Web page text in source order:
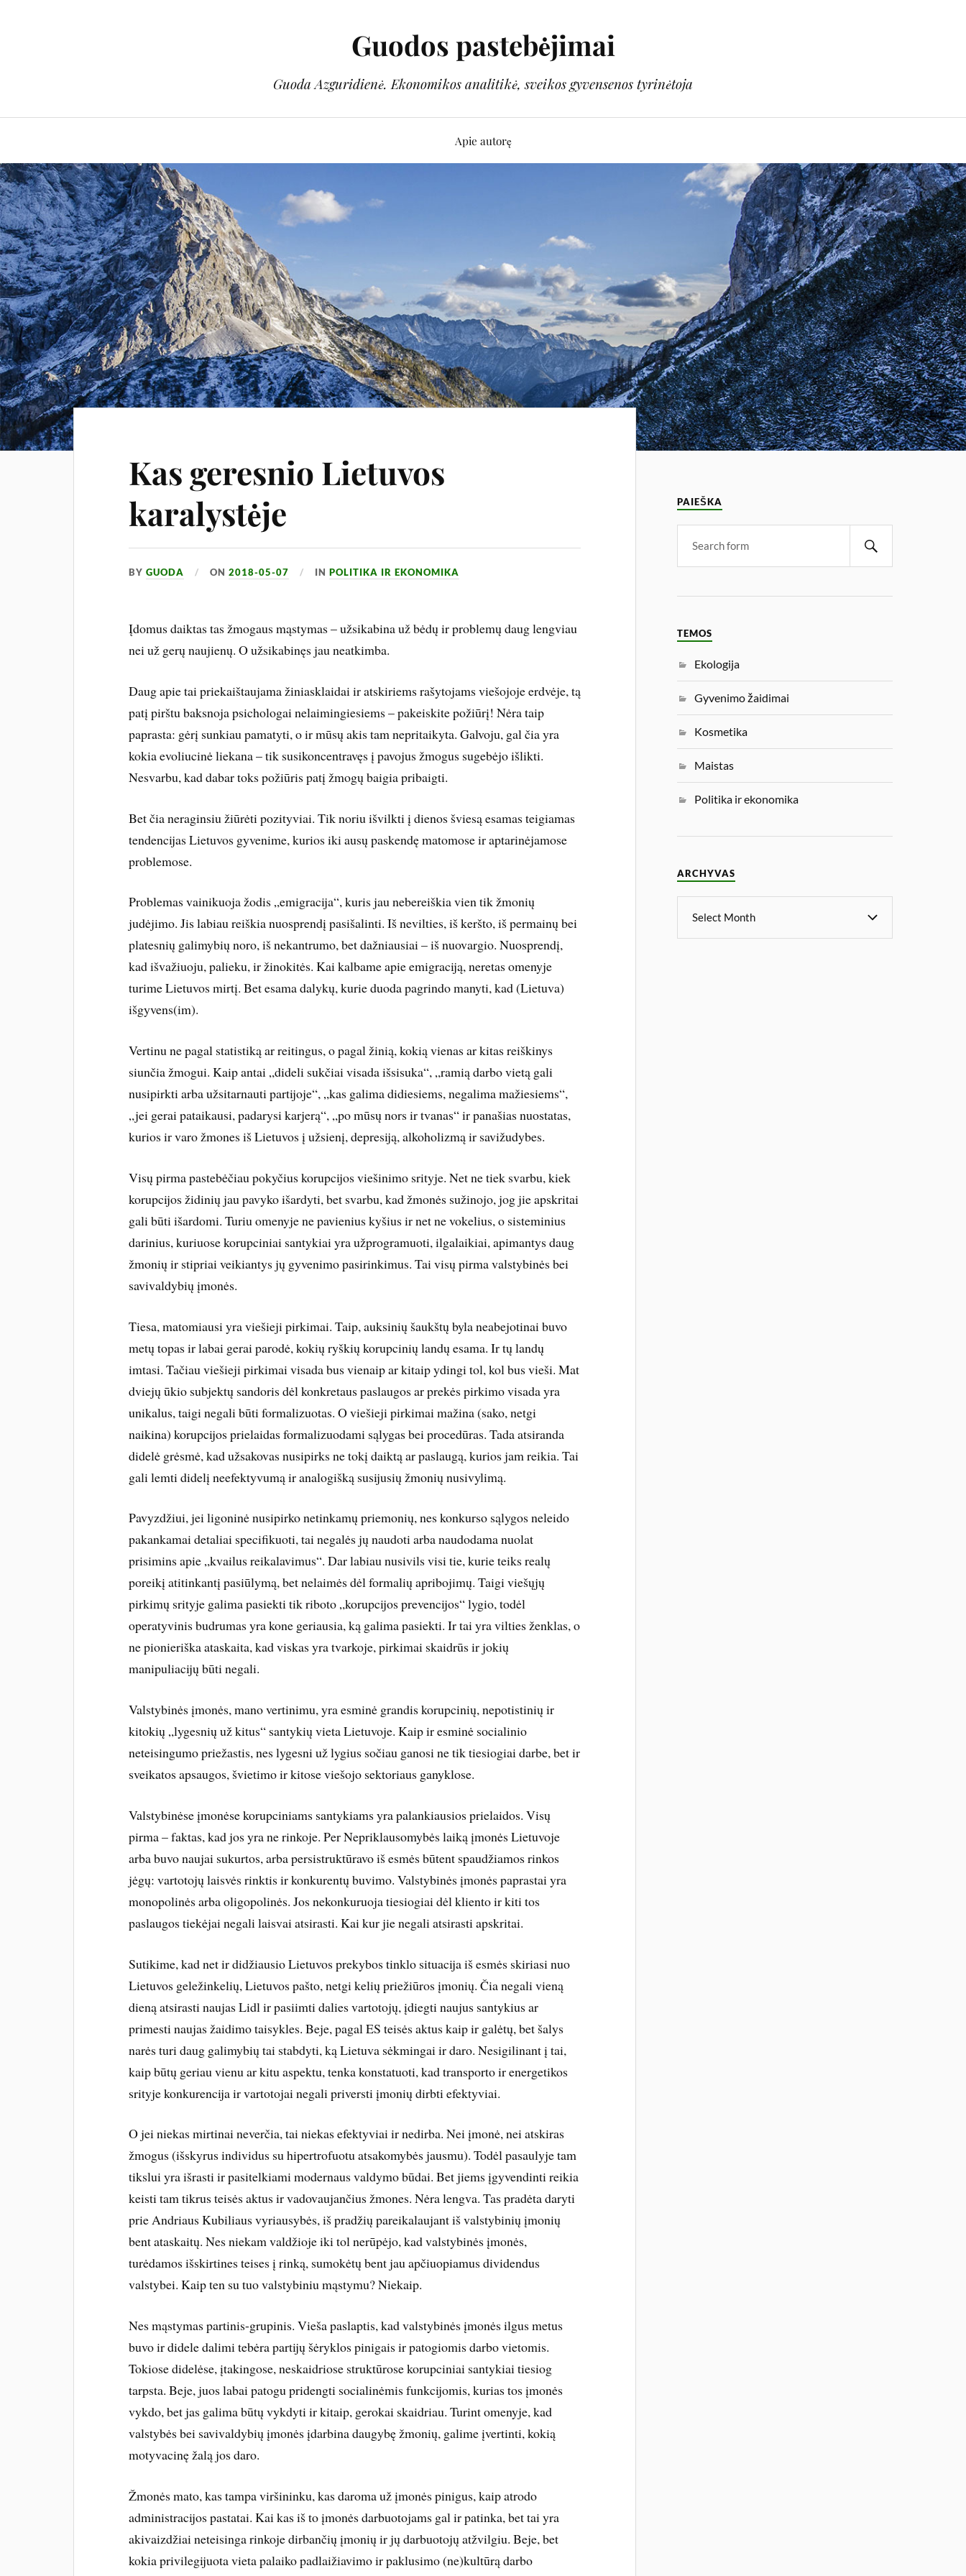
Guodos pastebėjimai
Guoda Azguridienė. Ekonomikos analitikė, sveikos gyvensenos tyrinėtoja
Apie autorę
Kas geresnio Lietuvos
karalystėje
BYGUODA ON2018-05-07 INPOLITIKA IR EKONOMIKA
Įdomus daiktas tas žmogaus mąstymas – užsikabina už bėdų ir problemų daug lengviau
nei už gerų naujienų. O užsikabinęs jau neatkimba.
Daug apie tai priekaištaujama žiniasklaidai ir atskiriems rašytojams viešojoje erdvėje, tą
patį pirštu baksnoja psichologai nelaimingiesiems – pakeiskite požiūrį! Nėra taip
paprasta: gėrį sunkiau pamatyti, o ir mūsų akis tam nepritaikyta. Galvoju, gal čia yra
kokia evoliucinė liekana – tik susikoncentravęs į pavojus žmogus sugebėjo išlikti.
Nesvarbu, kad dabar toks požiūris patį žmogų baigia pribaigti.
Bet čia neraginsiu žiūrėti pozityviai. Tik noriu išvilkti į dienos šviesą esamas teigiamas
tendencijas Lietuvos gyvenime, kurios iki ausų paskendę matomose ir aptarinėjamose
problemose.
Problemas vainikuoja žodis „emigracija“, kuris jau nebereiškia vien tik žmonių
judėjimo. Jis labiau reiškia nuosprendį pasišalinti. Iš nevilties, iš keršto, iš permainų bei
platesnių galimybių noro, iš nekantrumo, bet dažniausiai – iš nuovargio. Nuosprendį,
kad išvažiuoju, palieku, ir žinokitės. Kai kalbame apie emigraciją, neretas omenyje
turime Lietuvos mirtį. Bet esama dalykų, kurie duoda pagrindo manyti, kad (Lietuva)
išgyvens(im).
Vertinu ne pagal statistiką ar reitingus, o pagal žinią, kokią vienas ar kitas reiškinys
siunčia žmogui. Kaip antai „dideli sukčiai visada išsisuka“, „ramią darbo vietą gali
nusipirkti arba užsitarnauti partijoje“, „kas galima didiesiems, negalima mažiesiems“,
„jei gerai pataikausi, padarysi karjerą“, „po mūsų nors ir tvanas“ ir panašias nuostatas,
kurios ir varo žmones iš Lietuvos į užsienį, depresiją, alkoholizmą ir savižudybes.
Visų pirma pastebėčiau pokyčius korupcijos viešinimo srityje. Net ne tiek svarbu, kiek
korupcijos židinių jau pavyko išardyti, bet svarbu, kad žmonės sužinojo, jog jie apskritai
gali būti išardomi. Turiu omenyje ne pavienius kyšius ir net ne vokelius, o sisteminius
darinius, kuriuose korupciniai santykiai yra užprogramuoti, ilgalaikiai, apimantys daug
žmonių ir stipriai veikiantys jų gyvenimo pasirinkimus. Tai visų pirma valstybinės bei
savivaldybių įmonės.
Tiesa, matomiausi yra viešieji pirkimai. Taip, auksinių šaukštų byla neabejotinai buvo
metų topas ir labai gerai parodė, kokių ryškių korupcinių landų esama. Ir tų landų
imtasi. Tačiau viešieji pirkimai visada bus vienaip ar kitaip ydingi tol, kol bus vieši. Mat
dviejų ūkio subjektų sandoris dėl konkretaus paslaugos ar prekės pirkimo visada yra
unikalus, taigi negali būti formalizuotas. O viešieji pirkimai mažina (sako, netgi
naikina) korupcijos prielaidas formalizuodami sąlygas bei procedūras. Tada atsiranda
didelė grėsmė, kad užsakovas nusipirks ne tokį daiktą ar paslaugą, kurios jam reikia. Tai
gali lemti didelį neefektyvumą ir analogišką susijusių žmonių nusivylimą.
Pavyzdžiui, jei ligoninė nusipirko netinkamų priemonių, nes konkurso sąlygos neleido
pakankamai detaliai specifikuoti, tai negalės jų naudoti arba naudodama nuolat
prisimins apie „kvailus reikalavimus“. Dar labiau nusivils visi tie, kurie teiks realų
poreikį atitinkantį pasiūlymą, bet nelaimės dėl formalių apribojimų. Taigi viešųjų
pirkimų srityje galima pasiekti tik riboto „korupcijos prevencijos“ lygio, todėl
operatyvinis budrumas yra kone geriausia, ką galima pasiekti. Ir tai yra vilties ženklas, o
ne pionieriška ataskaita, kad viskas yra tvarkoje, pirkimai skaidrūs ir jokių
manipuliacijų būti negali.
Valstybinės įmonės, mano vertinimu, yra esminė grandis korupcinių, nepotistinių ir
kitokių „lygesnių už kitus“ santykių vieta Lietuvoje. Kaip ir esminė socialinio
neteisingumo priežastis, nes lygesni už lygius sočiau ganosi ne tik tiesiogiai darbe, bet ir
sveikatos apsaugos, švietimo ir kitose viešojo sektoriaus ganyk­lose.
Valstybinėse įmonėse korupciniams santykiams yra palankiausios prielaidos. Visų
pirma – faktas, kad jos yra ne rinkoje. Per Nepriklausomybės laiką įmonės Lietuvoje
arba buvo naujai sukurtos, arba persistruktūravo iš esmės būtent spaudžiamos rinkos
jėgų: vartotojų laisvės rinktis ir konkurentų buvimo. Valstybinės įmonės paprastai yra
monopolinės arba oligopolinės. Jos nekonkuruoja tiesiogiai dėl kliento ir kiti tos
paslaugos tiekėjai negali laisvai atsirasti. Kai kur jie negali atsirasti apskritai.
Sutikime, kad net ir didžiausio Lietuvos prekybos tinklo situacija iš esmės skiriasi nuo
Lietuvos geležinkelių, Lietuvos pašto, netgi kelių priežiūros įmonių. Čia negali vieną
dieną atsirasti naujas Lidl ir pasiimti dalies vartotojų, įdiegti naujus santykius ar
primesti naujas žaidimo taisykles. Beje, pagal ES teisės aktus kaip ir galėtų, bet šalys
narės turi daug galimybių tai stabdyti, ką Lietuva sėkmingai ir daro. Nesigilinant į tai,
kaip būtų geriau vienu ar kitu aspektu, tenka konstatuoti, kad transporto ir energetikos
srityje konkurencija ir vartotojai negali priversti įmonių dirbti efektyviai.
O jei niekas mirtinai neverčia, tai niekas efektyviai ir nedirba. Nei įmonė, nei atskiras
žmogus (išskyrus individus su hipertrofuotu atsakomybės jausmu). Todėl pasaulyje tam
tikslui yra išrasti ir pasitelkiami modernaus valdymo būdai. Bet jiems įgyvendinti reikia
keisti tam tikrus teisės aktus ir vadovaujančius žmones. Nėra lengva. Tas pradėta daryti
prie Andriaus Kubiliaus vyriausybės, iš pradžių pareikalaujant iš valstybinių įmonių
bent ataskaitų. Nes niekam valdžioje iki tol nerūpėjo, kad valstybinės įmonės,
turėdamos išskirtines teises į rinką, sumokėtų bent jau apčiuopiamus dividendus
valstybei. Kaip ten su tuo valstybiniu mąstymu? Niekaip.
Nes mąstymas partinis-grupinis. Vieša paslaptis, kad valstybinės įmonės ilgus metus
buvo ir didele dalimi tebėra partijų šėryklos pinigais ir patogiomis darbo vietomis.
Tokiose didelėse, įtakingose, neskaidriose struktūrose korupciniai santykiai tiesiog
tarpsta. Beje, juos labai patogu pridengti socialinėmis funkcijomis, kurias tos įmonės
vykdo, bet jas galima būtų vykdyti ir kitaip, gerokai skaidriau. Turint omenyje, kad
valstybės bei savivaldybių įmonės įdarbina daugybę žmonių, galime įvertinti, kokią
motyvacinę žalą jos daro.
Žmonės mato, kas tampa viršininku, kas daroma už įmonės pinigus, kaip atrodo
administracijos pastatai. Kai kas iš to įmonės darbuotojams gal ir patinka, bet tai yra
akivaizdžiai neteisinga rinkoje dirbančių įmonių ir jų darbuotojų atžvilgiu. Beje, bet
kokia privilegijuota vieta palaiko padlaižiavimo ir paklusimo (ne)kultūrą darbo
PAIEŠKA
TEMOS
Ekologija
Gyvenimo žaidimai
Kosmetika
Maistas
Politika ir ekonomika
ARCHYVAS